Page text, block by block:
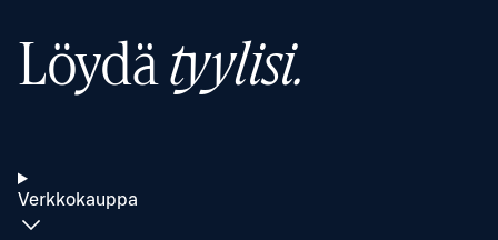
Löydätyylisi.
Verkkokauppa